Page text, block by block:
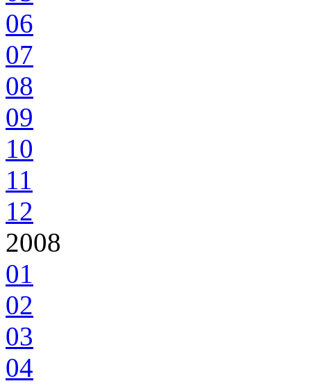
06
07
08
09
10
11
12
2008
01
02
03
04